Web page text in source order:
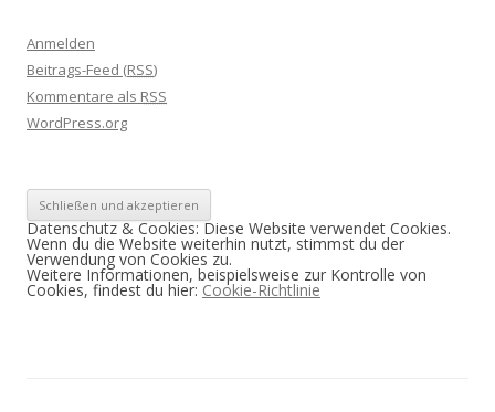
Anmelden
Beitrags-Feed (RSS)
Kommentare als RSS
WordPress.org
Datenschutz & Cookies: Diese Website verwendet Cookies.
Wenn du die Website weiterhin nutzt, stimmst du der
Verwendung von Cookies zu.
Weitere Informationen, beispielsweise zur Kontrolle von
Cookies, findest du hier: Cookie-Richtlinie